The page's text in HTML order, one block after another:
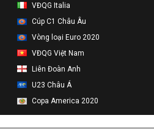
VĐQG Italia
Cúp C1 Châu Âu
Vòng loại Euro 2020
VĐQG Việt Nam
Liên Đoàn Anh
U23 Châu Á
Copa America 2020